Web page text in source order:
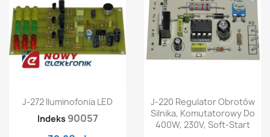
J-272 Iluminofonia LED
Indeks 90057
J-220 Regulator Obrotów
Silnika, Komutatorowy Do
400W, 230V, Soft-Start